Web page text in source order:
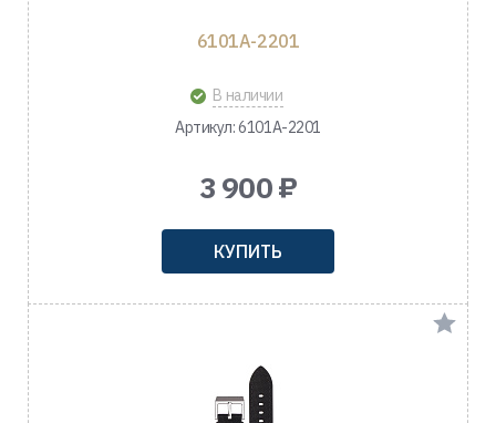
6101A-2201
В наличии
Артикул: 6101A-2201
3 900 ₽
КУПИТЬ